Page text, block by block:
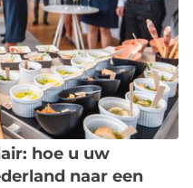
hoe u uw
naar een